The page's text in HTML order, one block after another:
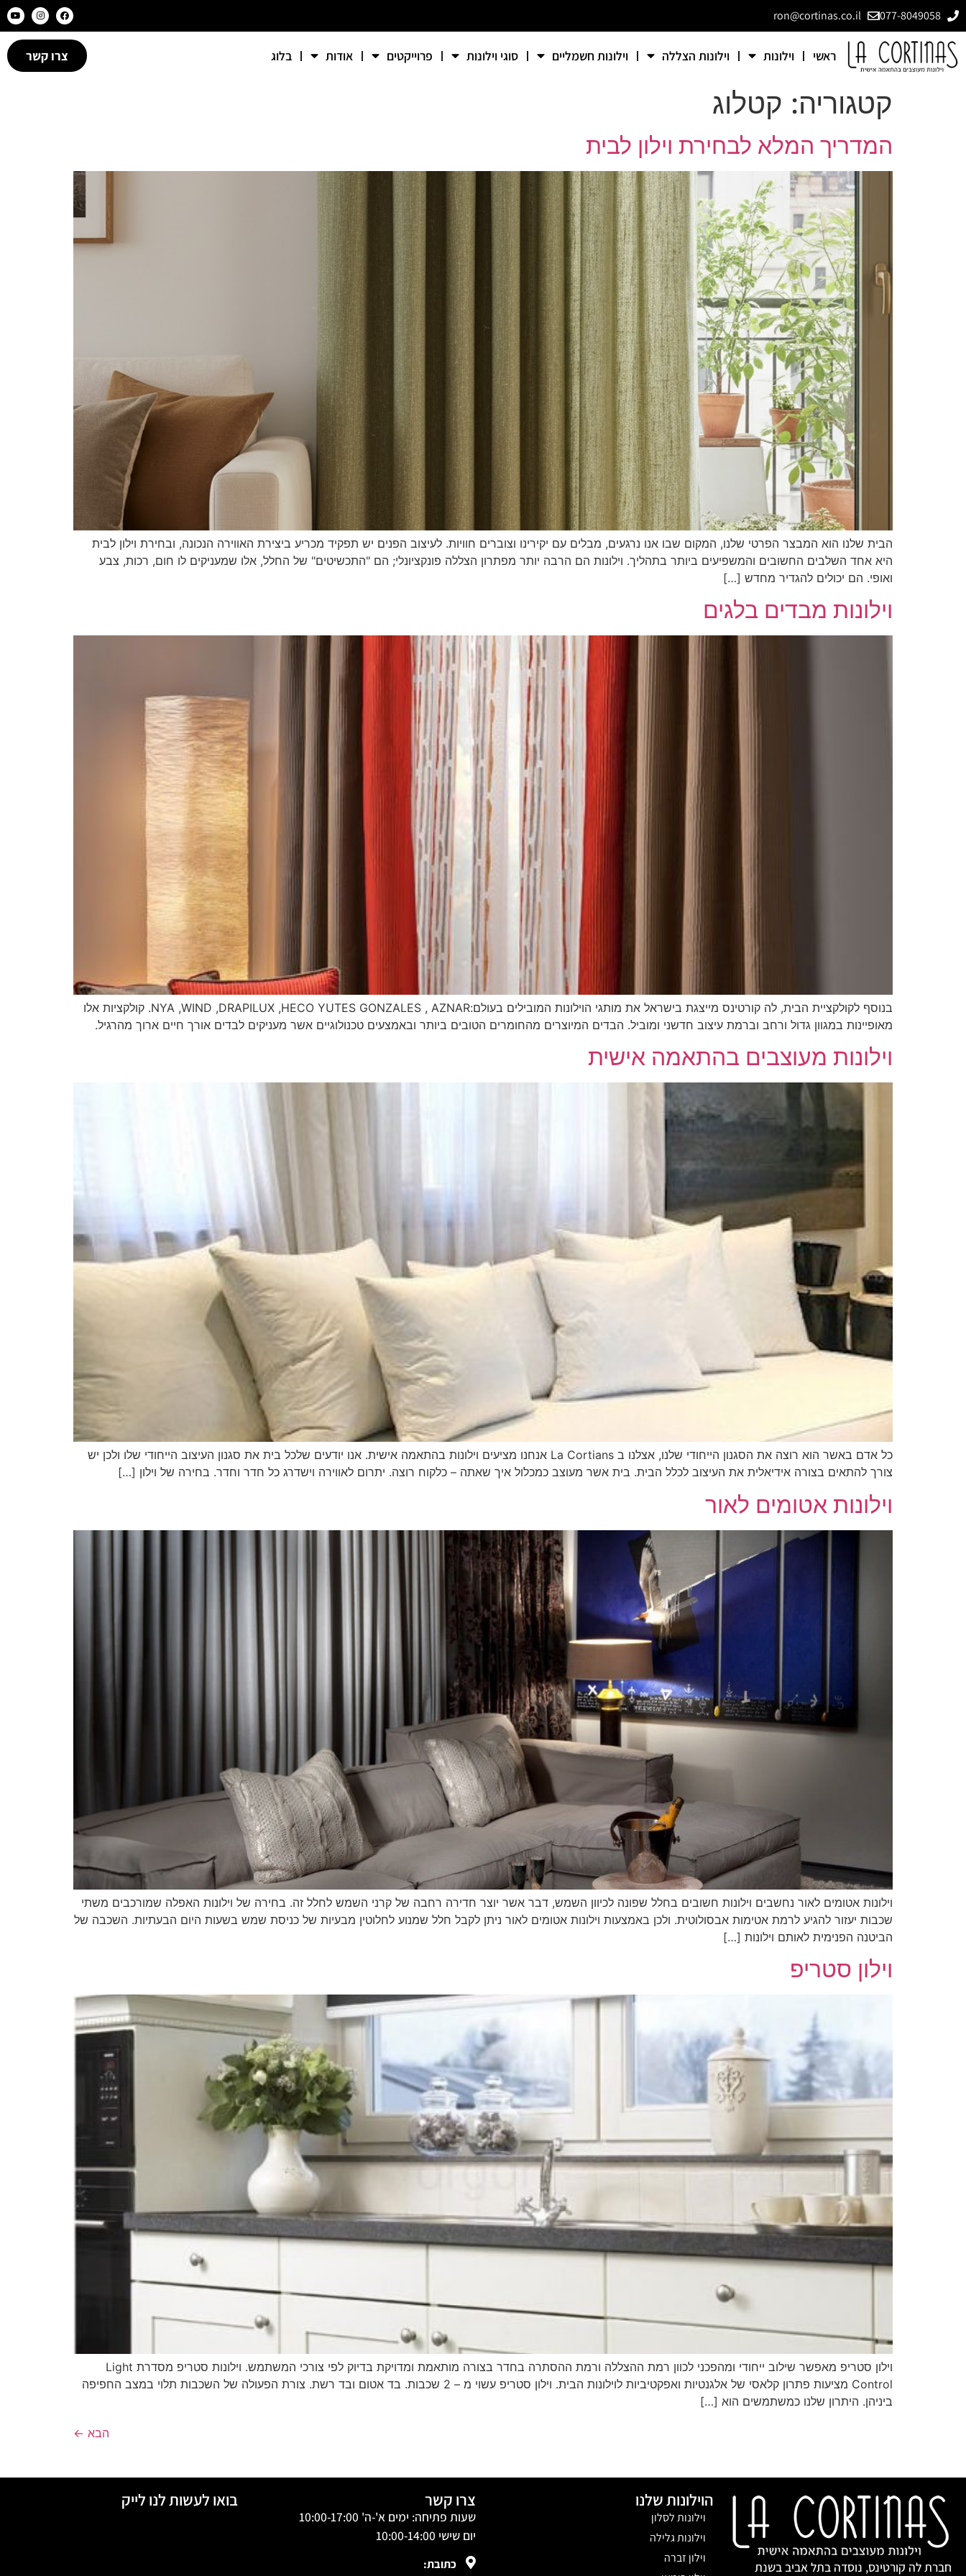
077-8049058
ron@cortinas.co.il
ראשי וילונות וילונות הצללה וילונות חשמליים סוגי וילונות פרוייקטים אודות בלוג צרו קשר
קטגוריה: קטלוג
המדריך המלא לבחירת וילון לבית
הבית שלנו הוא המבצר הפרטי שלנו, המקום שבו אנו נרגעים, מבלים עם יקירינו וצוברים חוויות. לעיצוב הפנים יש תפקיד מכריע ביצירת האווירה הנכונה, ובחירת וילון לבית
היא אחד השלבים החשובים והמשפיעים ביותר בתהליך. וילונות הם הרבה יותר מפתרון הצללה פונקציונלי; הם "התכשיטים" של החלל, אלו שמעניקים לו חום, רכות, צבע
ואופי. הם יכולים להגדיר מחדש […]
וילונות מבדים בלגים
בנוסף לקולקציית הבית, לה קורטינס מייצגת בישראל את מותגי הוילונות המובילים בעולם:NYA ,WIND ,DRAPILUX ,HECO YUTES GONZALES , AZNAR. קולקציות אלו
מאופיינות במגוון גדול ורחב וברמת עיצוב חדשני ומוביל. הבדים המיוצרים מהחומרים הטובים ביותר ובאמצעים טכנולוגיים אשר מעניקים לבדים אורך חיים ארוך מהרגיל.
וילונות מעוצבים בהתאמה אישית
כל אדם באשר הוא רוצה את הסגנון הייחודי שלנו, אצלנו ב La Cortians אנחנו מציעים וילונות בהתאמה אישית. אנו יודעים שלכל בית את סגנון העיצוב הייחודי שלו ולכן יש
צורך להתאים בצורה אידיאלית את העיצוב לכלל הבית. בית אשר מעוצב כמכלול איך שאתה – כלקוח רוצה. יתרום לאווירה וישדרג כל חדר וחדר. בחירה של וילון […]
וילונות אטומים לאור
וילונות אטומים לאור נחשבים וילונות חשובים בחלל שפונה לכיוון השמש, דבר אשר יוצר חדירה רחבה של קרני השמש לחלל זה. בחירה של וילונות האפלה שמורכבים משתי
שכבות יעזור להגיע לרמת אטימות אבסולוטית. ולכן באמצעות וילונות אטומים לאור ניתן לקבל חלל שמנוע לחלוטין מבעיות של כניסת שמש בשעות היום הבעתיות. השכבה של
הביטנה הפנימית לאותם וילונות […]
וילון סטריפ
וילון סטריפ מאפשר שילוב ייחודי ומהפכני לכוון רמת ההצללה ורמת ההסתרה בחדר בצורה מותאמת ומדויקת בדיוק לפי צורכי המשתמש. וילונות סטריפ מסדרת Light
Control מציעות פתרון קלאסי של אלגנטיות ואפקטיביות לוילונות הבית. וילון סטריפ עשוי מ – 2 שכבות. בד אטום ובד רשת. צורת הפעולה של השכבות תלוי במצב החפיפה
ביניהן. היתרון שלנו כמשתמשים הוא […]
הבא ←
חברת לה קורטינס, נוסדה בתל אביב בשנת
הוילונות שלנו
וילונות לסלון
וילונות גלילה
וילון זברה
צרו קשר
שעות פתיחה: ימים א'-ה' 10:00-17:00
יום שישי 10:00-14:00
כתובת:
בואו לעשות לנו לייק